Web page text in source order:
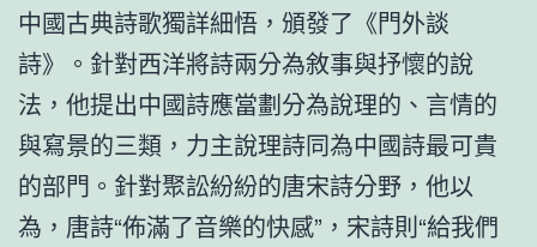
中國古典詩歌獨詳細悟，頒發了《門外談
詩》。針對西洋將詩兩分為敘事與抒懷的說
法，他提出中國詩應當劃分為說理的、言情的
與寫景的三類，力主說理詩同為中國詩最可貴
的部門。針對聚訟紛紛的唐宋詩分野，他以
為，唐詩“佈滿了音樂的快感”，宋詩則“給我們